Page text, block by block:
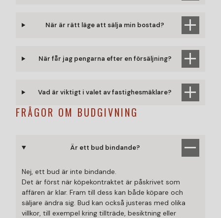
När är rätt läge att sälja min bostad?
När får jag pengarna efter en försäljning?
Vad är viktigt i valet av fastighesmäklare?
FRÅGOR OM BUDGIVNING
Är ett bud bindande?
Nej, ett bud är inte bindande.
Det är först när köpekontraktet är påskrivet som
affären är klar. Fram till dess kan både köpare och
säljare ändra sig. Bud kan också justeras med olika
villkor, till exempel kring tillträde, besiktning eller